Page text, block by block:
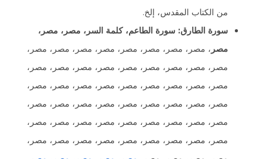
من الكتاب المقدس، إلخ.
سورة الطارق: سورة الطاعم، كلمة السر، مصر، مصر،
، مصر، مصر، مصر، مصر، مصر، مصر، مصر، مصر،
مصر، مصر، مصر، مصر، مصر، مصر، مصر، مصر، مصر،
مصر، مصر، مصر، مصر، مصر، مصر، مصر، مصر، مصر،
مصر، مصر، مصر، مصر، مصر، مصر، مصر، مصر، مصر،
مصر، مصر، مصر، مصر، مصر، مصر، مصر، مصر، مصر،
مصر، مصر، مصر، مصر، مصر، مصر، مصر، مصر، مصر،